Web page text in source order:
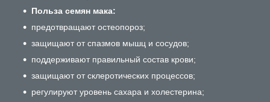
Польза семян мака:
предотвращают остеопороз;
защищают от спазмов мышц и сосудов;
поддерживают правильный состав крови;
защищают от склеротических процессов;
регулируют уровень сахара и холестерина;